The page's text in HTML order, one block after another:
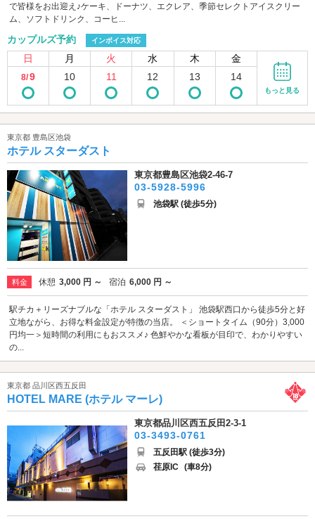
で皆様をお出迎え♪ケーキ、ドーナツ、エクレア、季節セレクトアイスクリー
ム、ソフトドリンク、コーヒ...
カップルズ予約 インボイス対応
日 月 火 水 木 金
8/9 10 11 12 13 14
もっと見る
東京都 豊島区池袋
ホテル スターダスト
東京都豊島区池袋2-46-7
03-5928-5996
池袋駅 (徒歩5分)
料金 休憩 3,000 円 ～ 宿泊 6,000 円 ～
駅チカ＋リーズナブルな「ホテル スターダスト」 池袋駅西口から徒歩5分と好
立地ながら、お得な料金設定が特徴の当店。 ＜ショートタイム（90分）3,000
円均一＞短時間の利用にもおススメ♪ 色鮮やかな看板が目印で、わかりやすい
の...
東京都 品川区西五反田
HOTEL MARE (ホテル マーレ)
東京都品川区西五反田2-3-1
03-3493-0761
五反田駅 (徒歩3分)
荏原IC (車8分)